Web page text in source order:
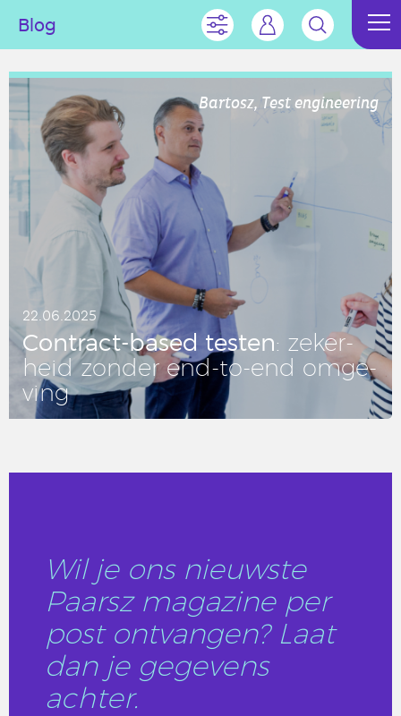
Blog
Bartosz, Test engineering
22.06.2025
Con­tract-based testen: ze­ker­
heid zonder end-to-end om­ge­
ving
Wil je ons nieuwste
Paarsz magazine per
post ontvangen? Laat
dan je gegevens
achter.